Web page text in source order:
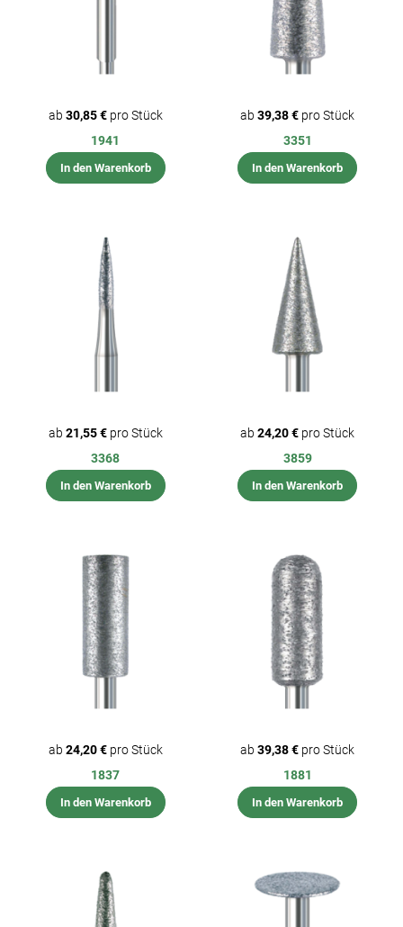
ab 30,85 €pro Stück
1941
In den Warenkorb
ab39,38 € pro Stück
3351
In den Warenkorb
ab 21,55 €pro Stück
3368
In den Warenkorb
ab24,20 € pro Stück
3859
In den Warenkorb
ab 24,20 €pro Stück
1837
In den Warenkorb
ab39,38 € pro Stück
1881
In den Warenkorb